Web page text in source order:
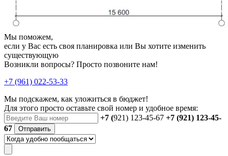
Мы поможем,
если у Вас есть своя планировка или Вы хотите изменить
существующую
Возникли вопросы? Просто позвоните нам!
+7 (961) 022-53-33
Мы подскажем, как уложиться в бюджет!
Для этого просто оставьте свой номер и удобное время:
+7 (921) 123-45-67 +7 (921) 123-45-
67
Отправить